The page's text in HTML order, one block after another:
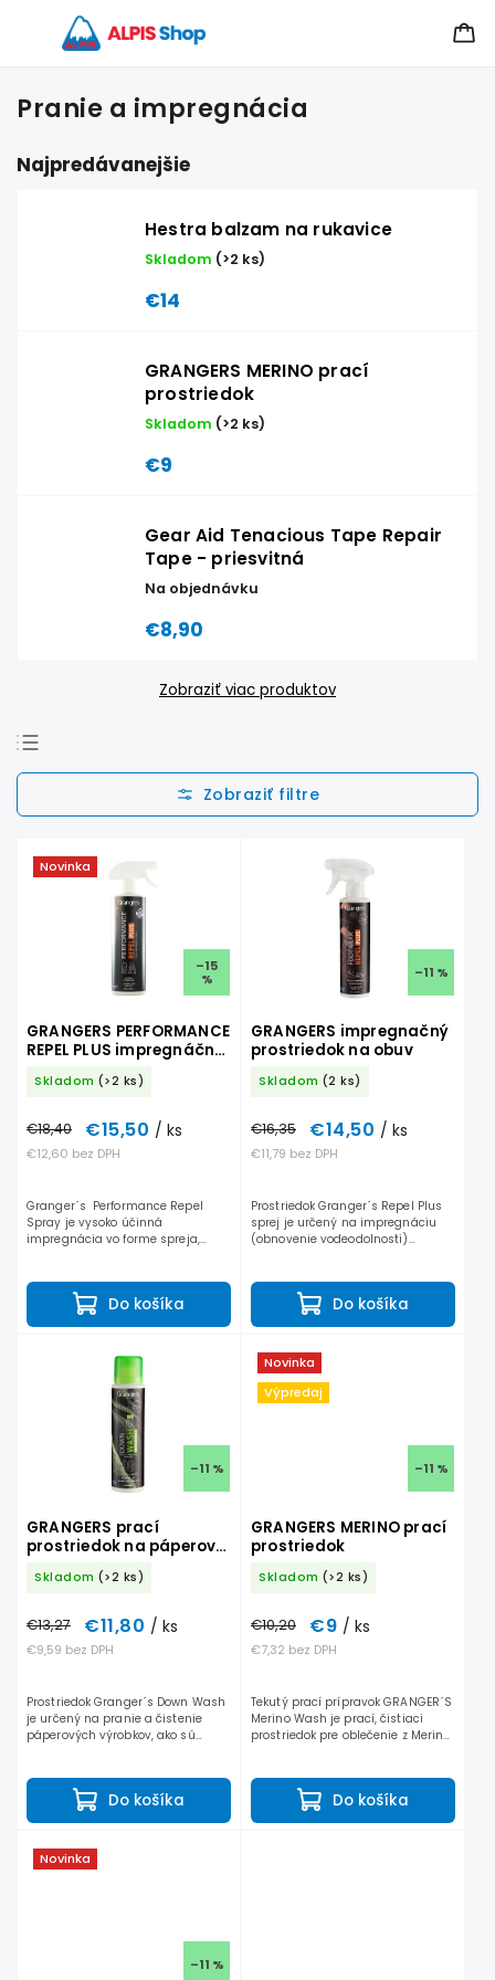
Pranie a impregnácia
Najpredávanejšie
Hestra balzam na rukavice
Skladom (>2 ks)
€14
GRANGERS MERINO prací
prostriedok
Skladom (>2 ks)
€9
Gear Aid Tenacious Tape Repair
Tape - priesvitná
Na objednávku
€8,90
Zobraziť viac produktov
Odporúčame
Najlacnejšie
Najpredávanejšie
Abecedne
Novinka
–15
%
GRANGERS PERFORMANCE
REPEL PLUS impregnáčný
Skladom (>2 ks)
€12,60 bez DPH
€18,40 €15,50 / ks
Do košíka
Granger´s Performance Repel
Spray je vysoko účinná
impregnácia vo forme spreja,
usadzovaním špiny. Pri tom...
–11 %
GRANGERS impregnačný
prostriedok na obuv
Skladom (2 ks)
€11,79 bez DPH
€16,35 €14,50 / ks
Do košíka
Prostriedok Granger´s Repel Plus
sprej je určený na impregnáciu
(obnovenie vodeodolnosti)
textilné zvršok)....
–11 %
GRANGERS prací
prostriedok na páperové
Skladom (>2 ks)
€9,59 bez DPH
€13,27 €11,80 / ks
Do košíka
Prostriedok Granger´s Down Wash
je určený na pranie a čistenie
páperových výrobkov, ako sú
a podobné.
Novinka
Výpredaj
–11 %
GRANGERS MERINO prací
prostriedok
Skladom (>2 ks)
€7,32 bez DPH
€10,20 €9 / ks
Do košíka
Tekutý prací prípravok GRANGER´S
Merino Wash je prací, čistiaci
prostriedok pre oblečenie z Merino
Novinka
–11 %